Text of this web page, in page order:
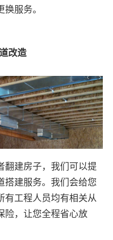
服务。
改造
翻建房子，我们可以提
搭建服务。我们会给您
有工程人员均有相关从
险，让您全程省心放